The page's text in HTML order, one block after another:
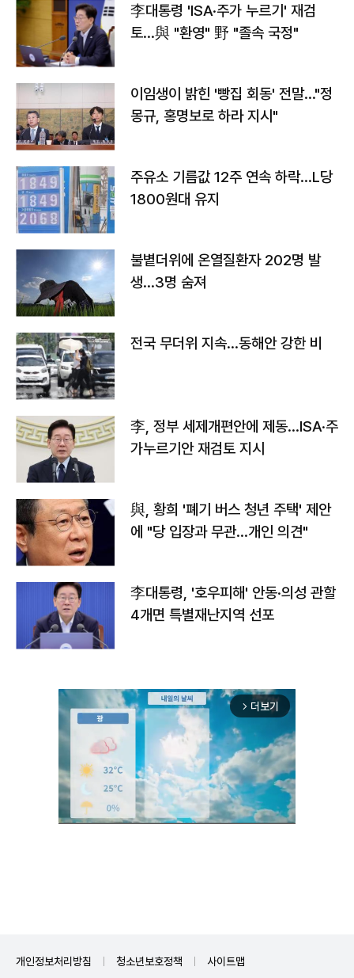
李대통령 'ISA·주가 누르기' 재검
토…與 "환영" 野 "졸속 국정"
이임생이 밝힌 '빵집 회동' 전말…"정
몽규, 홍명보로 하라 지시"
주유소 기름값 12주 연속 하락…L당
1800원대 유지
불볕더위에 온열질환자 202명 발
생…3명 숨져
전국 무더위 지속…동해안 강한 비
李, 정부 세제개편안에 제동…ISA·주
가누르기안 재검토 지시
與, 황희 '폐기 버스 청년 주택' 제안
에 "당 입장과 무관…개인 의견"
李대통령, '호우피해' 안동·의성 관할
4개면 특별재난지역 선포
arrow_forward_ios 더보기
개인정보처리방침 청소년보호정책 사이트맵